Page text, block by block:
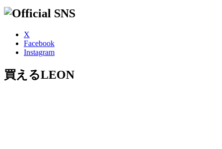
X
Facebook
Instagram
買えるLEON